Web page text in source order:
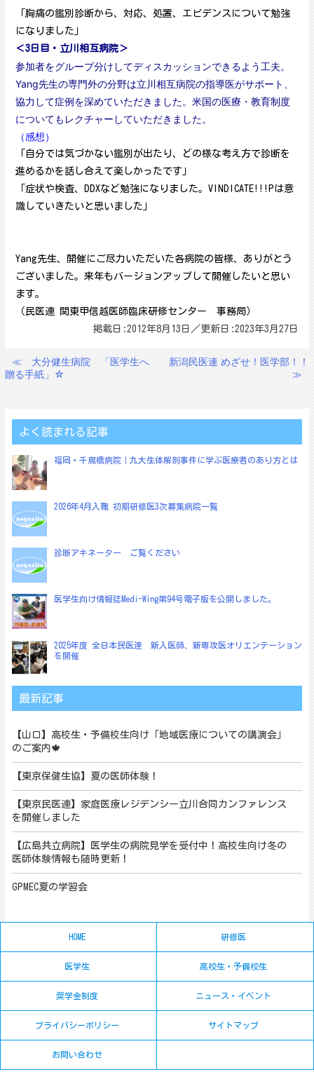
「胸痛の鑑別診断から、対応、処置、エビデンスについて勉強
になりました」
＜3日目・立川相互病院＞
参加者をグループ分けしてディスカッションできるよう工夫。
Yang先生の専門外の分野は立川相互病院の指導医がサポート、
協力して症例を深めていただきました。米国の医療・教育制度
についてもレクチャーしていただきました。
（感想）
「自分では気づかない鑑別が出たり、どの様な考え方で診断を
進めるかを話し合えて楽しかったです」
「症状や検査、DDXなど勉強になりました。VINDICATE!!!Pは意
識していきたいと思いました」
Yang先生、開催にご尽力いただいた各病院の皆様、ありがとう
ございました。来年もバージョンアップして開催したいと思い
ます。
（民医連 関東甲信越医師臨床研修センター 事務局）
掲載日:2012年8月13日／更新日:2023年3月27日
投
ゲ
ー
シ
ョ
ン
≪
大分健生病院 「医学生へ
贈る手紙」☆
新潟民医連 めざせ！医学部！！
≫
よく読まれる記事
福岡・千鳥橋病院｜九大生体解剖事件に学ぶ医療者のあり方とは
2026年4月入職 初期研修医3次募集病院一覧
診断アキネーター ご覧ください
医学生向け情報誌Medi-Wing第94号電子版を公開しました。
2025年度 全日本民医連 新入医師、新専攻医オリエンテーション
を開催
最新記事
【山口】高校生・予備校生向け「地域医療についての講演会」
のご案内🍁
【東京保健生協】夏の医師体験！
【東京民医連】家庭医療レジデンシー立川合同カンファレンス
を開催しました
【広島共立病院】医学生の病院見学を受付中！高校生向け冬の
医師体験情報も随時更新！
GPMEC夏の学習会
HOME 研修医
医学生 高校生・予備校生
奨学金制度 ニュース・イベント
プライバシーポリシー サイトマップ
お問い合わせ